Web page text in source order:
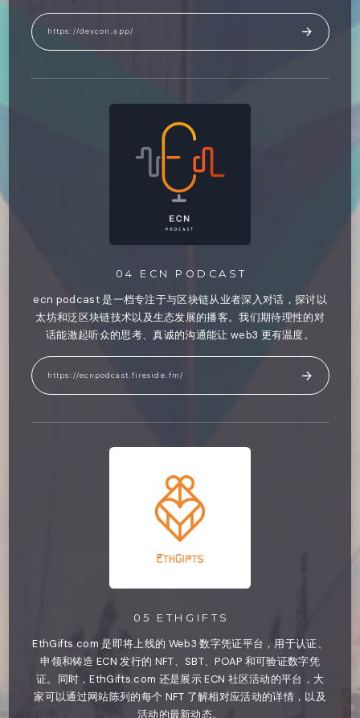
https://devcon.app/
04 ECN PODCAST
ecn podcast 是一档专注于与区块链从业者深入对话，探讨以
太坊和泛区块链技术以及生态发展的播客。我们期待理性的对
话能激起听众的思考、真诚的沟通能让 web3 更有温度。
https://ecnpodcast.fireside.fm/
05 ETHGIFTS
EthGifts.com 是即将上线的 Web3 数字凭证平台，用于认证、
申领和铸造 ECN 发行的 NFT、SBT、POAP 和可验证数字凭
证。同时，EthGifts.com 还是展示 ECN 社区活动的平台，大
家可以通过网站陈列的每个 NFT 了解相对应活动的详情，以及
活动的最新动态。